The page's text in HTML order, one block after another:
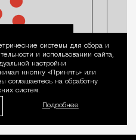
Уведомление
системы для сбора и
и использовании сайта,
настройки
кнопку «Принять» или
соглашаетесь на обработку
систем.
Подробнее